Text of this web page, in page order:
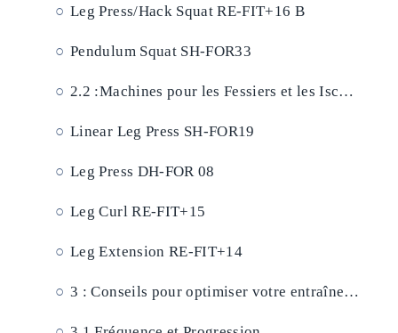
Contact
Leg Press/Hack Squat RE-FIT+16 B
Pendulum Squat SH-FOR33
2.2 :Machines pour les Fessiers et les Ischio-jambiers
Linear Leg Press SH-FOR19
Leg Press DH-FOR 08
Leg Curl RE-FIT+15
Leg Extension RE-FIT+14
3 : Conseils pour optimiser votre entraînement